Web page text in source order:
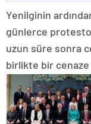
Yenilginin
günlerce
uzun süre sonra
birlikte bir